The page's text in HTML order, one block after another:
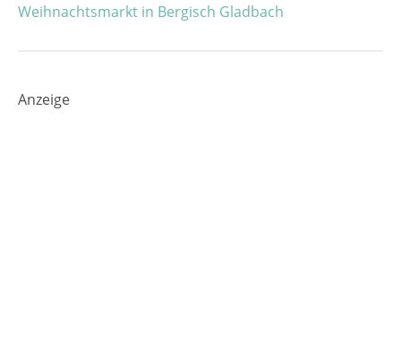
Weihnachtsmarkt in Bergisch Gladbach
Anzeige